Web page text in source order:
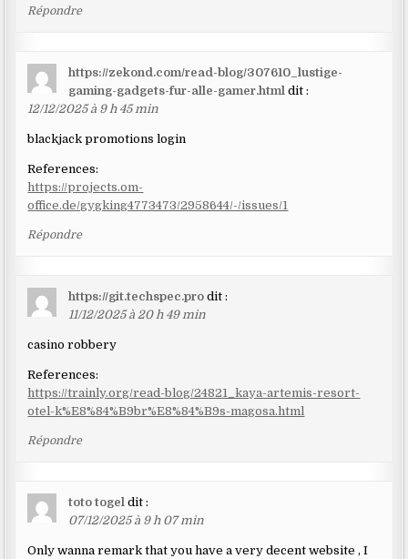
Répondre
https://zekond.com/read-blog/307610_lustige-
gaming-gadgets-fur-alle-gamer.html dit :
12/12/2025 à 9 h 45 min
blackjack promotions login
References:
https://projects.om-
office.de/gygking4773473/2958644/-/issues/1
Répondre
https://git.techspec.pro dit :
11/12/2025 à 20 h 49 min
casino robbery
References:
https://trainly.org/read-blog/24821_kaya-artemis-resort-
otel-k%E8%84%B9br%E8%84%B9s-magosa.html
Répondre
toto togel dit :
07/12/2025 à 9 h 07 min
Only wanna remark that you have a very decent website , I